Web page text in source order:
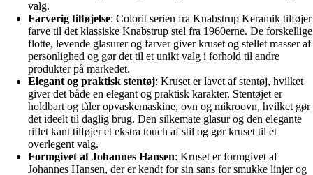
valg.
Farverig tilføjelse: Colorit serien fra Knabstrup Keramik tilføjer
farve til det klassiske Knabstrup stel fra 1960erne. De forskellige
flotte, levende glasurer og farver giver kruset og stellet masser af
personlighed og gør det til et unikt valg i forhold til andre
produkter på markedet.
Elegant og praktisk stentøj: Kruset er lavet af stentøj, hvilket
giver det både en elegant og praktisk karakter. Stentøjet er
holdbart og tåler opvaskemaskine, ovn og mikroovn, hvilket gør
det ideelt til daglig brug. Den silkemate glasur og den elegante
riflet kant tilføjer et ekstra touch af stil og gør kruset til et
overlegent valg.
Formgivet af Johannes Hansen: Kruset er formgivet af
Johannes Hansen, der er kendt for sin sans for smukke linjer og